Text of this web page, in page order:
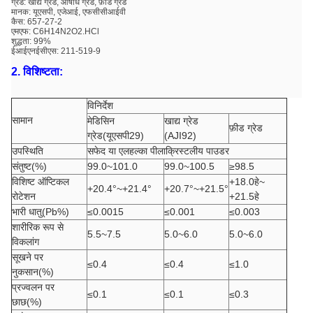
ग्रेड: खाद्य ग्रेड, औषधि ग्रेड, फ़ीड ग्रेड
मानक: यूएसपी, एजेआई, एफसीसीआईवी
कैस: 657-27-2
एमएफ: C6H14N2O2.HCl
शुद्धता: 99%
ईआईएनईसीएस: 211-519-9
2. विशिष्टता:
सामान
विनिर्देश
मेडिसिन
ग्रेड(यूएसपी29)
खाद्य ग्रेड
(AJI92)
फ़ीड ग्रेड
उपस्थिति सफेद या एलहल्का पीलाक्रिस्टलीय पाउडर
संतुष्ट(%)
99.0~101.0 99.0~100.5
≥98.5
विशिष्ट ऑप्टिकल
रोटेशन
+20.4°~+21.4° +20.7°~+21.5°
+18.0हे~
+21.5हे
भारी धातु(Pb%)
≤0.0015 ≤0.001
≤0.003
शारीरिक रूप से
विकलांग
5.5~7.5 5.0~6.0 5.0~6.0
सूखने पर
नुकसान(%)
≤0.4 ≤0.4 ≤1.0
प्रज्वलन पर
छाछ(%)
≤0.1 ≤0.1 ≤0.3